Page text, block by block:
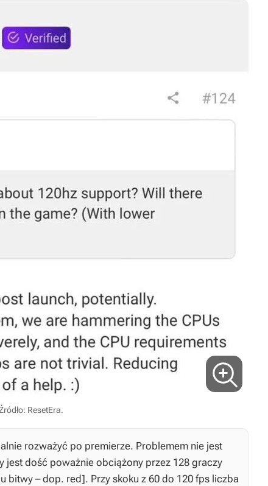
ResetEra.
rozważyć po premierze. Problemem nie jest
jest dość poważnie obciążony przez 128 graczy
bitwy – dop. red]. Przy skoku z 60 do 120 fps liczba